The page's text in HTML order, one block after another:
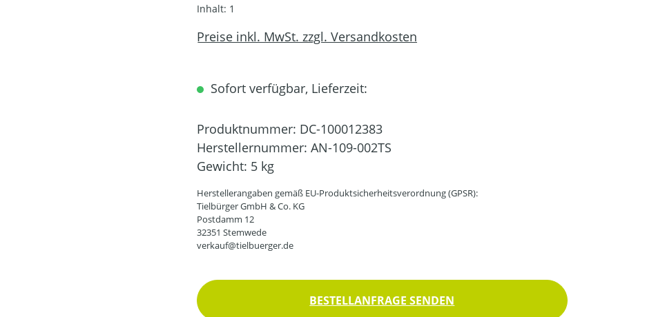
Inhalt: 1
Preise inkl. MwSt. zzgl. Versandkosten
Sofort verfügbar, Lieferzeit:
Produktnummer: DC-100012383
Herstellernummer: AN-109-002TS
Gewicht: 5 kg
Herstellerangaben gemäß EU-Produktsicherheitsverordnung (GPSR):
Tielbürger GmbH & Co. KG
Postdamm 12
32351 Stemwede
verkauf@tielbuerger.de
BESTELLANFRAGE SENDEN